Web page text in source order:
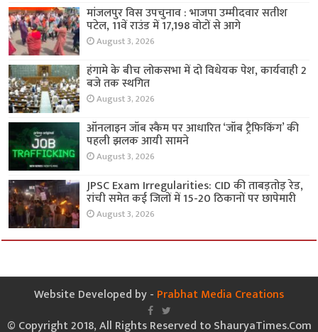
मांजलपुर विस उपचुनाव : भाजपा उम्मीदवार सतीश
पटेल, 11वें राउंड में 17,198 वोटों से आगे
August 3, 2026
हंगामे के बीच लोकसभा में दो विधेयक पेश, कार्यवाही 2
बजे तक स्थगित
August 3, 2026
ऑनलाइन जॉब स्कैम पर आधारित ‘जॉब ट्रैफिकिंग’ की
पहली झलक आयी सामने
August 3, 2026
JPSC Exam Irregularities: CID की ताबड़तोड़ रेड,
रांची समेत कई जिलों में 15-20 ठिकानों पर छापेमारी
August 3, 2026
Website Developed by - Prabhat Media Creations
© Copyright 2018, All Rights Reserved to ShauryaTimes.Com